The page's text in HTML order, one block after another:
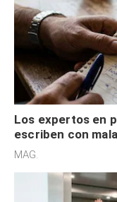
Los expertos en
escriben con
acelerado y no lo
MAG.